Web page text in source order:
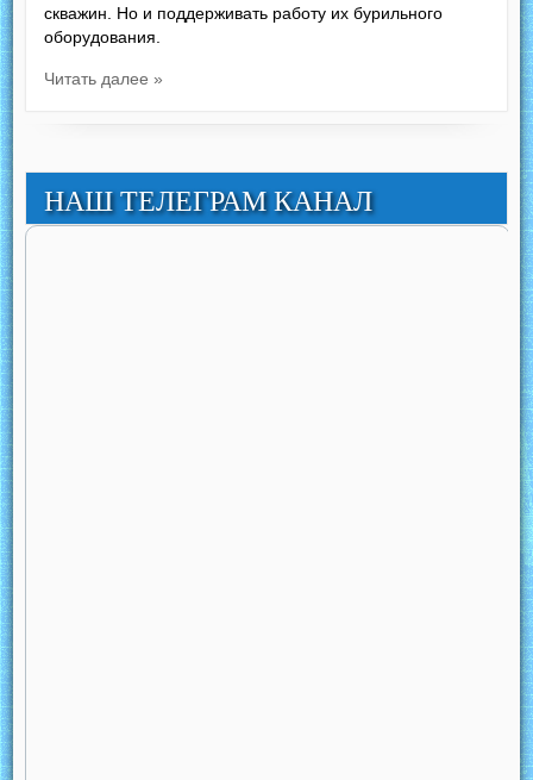
скважин. Но и поддерживать работу их бурильного
оборудования.
Читать далее »
НАШ ТЕЛЕГРАМ КАНАЛ